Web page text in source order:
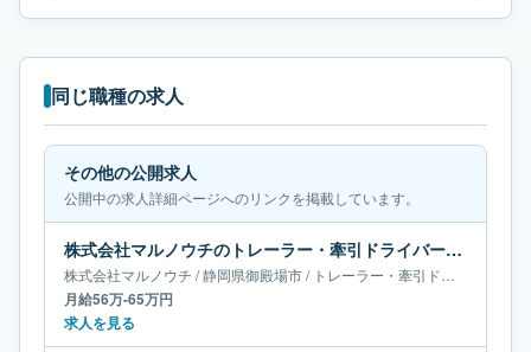
同じ職種の求人
その他の公開求人
公開中の求人詳細ページへのリンクを掲載しています。
株式会社マルノウチのトレーラー・牽引ドライバー求人｜静岡県御殿場市｜月給56万-65万円
株式会社マルノウチ /静岡県御殿場市/ トレーラー・牽引ドライバー
月給56万-65万円
求人を見る